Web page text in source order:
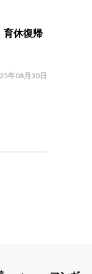
休復帰
年08月30日